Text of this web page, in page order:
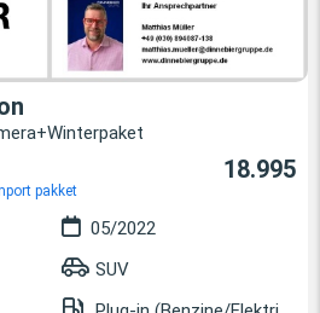
pakket
18.995
05/2022
SUV